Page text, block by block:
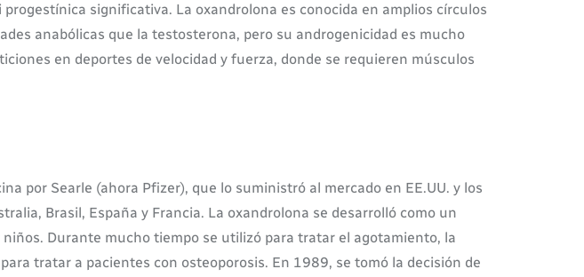
significativa. La oxandrolona es conocida en amplios círculos
anabólicas que la testosterona, pero su androgenicidad es mucho
en deportes de velocidad y fuerza, donde se requieren músculos
por Searle (ahora Pfizer), que lo suministró al mercado en EE.UU. y los
Brasil, España y Francia. La oxandrolona se desarrolló como un
Durante mucho tiempo se utilizó para tratar el agotamiento, la
tratar a pacientes con osteoporosis. En 1989, se tomó la decisión de